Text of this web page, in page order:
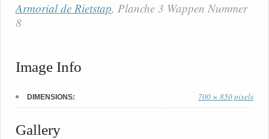
Armorial de Rietstap, Planche 3 Wappen Nummer
8
Image Info
DIMENSIONS: 700 × 850 pixels
Gallery